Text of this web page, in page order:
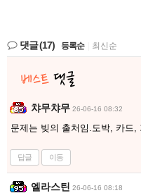
댓글(17) 등록순 최신순
챠무챠무 26-06-16 08:32
문제는 빚의 출처임.도박, 카드,
답글 이동
엘라스틴 26-06-16 08:18